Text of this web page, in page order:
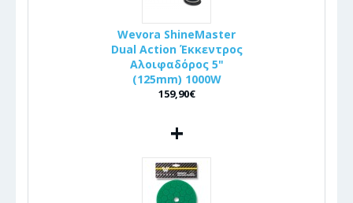
Wevora ShineMaster
Dual Action Έκκεντρος
Αλοιφαδόρος 5"
(125mm) 1000W
159,90€
+